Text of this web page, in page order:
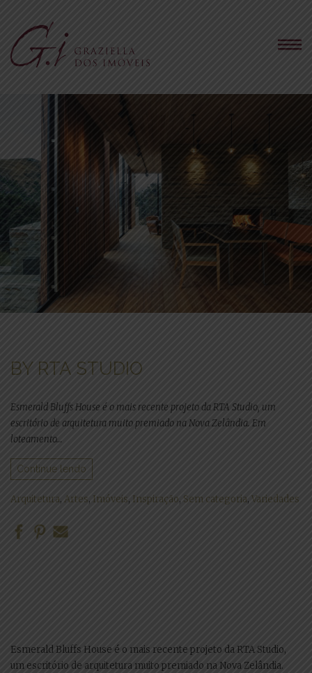
BY RTA STUDIO
Esmerald Bluffs House é o mais recente projeto da RTA Studio, um
escritório de arquitetura muito premiado na Nova Zelândia. Em
loteamento…
Continue lendo
Arquitetura, Artes, Imóveis, Inspiração, Sem categoria, Variedades
Esmerald Bluffs House é o mais recente projeto da RTA Studio,
um escritório de arquitetura muito premiado na Nova Zelândia.